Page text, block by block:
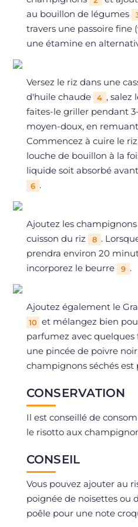
au bouillon de légumes
travers une passoire fine
une étamine en
Versez le riz dans une
d'huile chaude
4 , salez
faites-le griller pendant
moyen-doux, en
Commencez à cuire le
louche de bouillon à la
liquide soit absorbé
6 .
Ajoutez les champignons
cuisson du riz
8 .
prendra environ 20
incorporez le beurre
9 .
Ajoutez également le
10 et mélangez bien
parfumez avec
une pincée de poivre
champignons séchés est
CONSERVATION
Il est conseillé de
le risotto aux
CONSEIL
Vous pouvez ajouter au
poignée de noisettes ou
poêle pour une note